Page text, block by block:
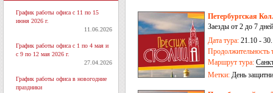
График работы офиса с 11 по 15
июня 2026 г.
11.06.2026
График работы офиса с 1 по 4 мая и
с 9 по 12 мая 2026 г.
27.04.2026
График работы офиса в новогодние
праздники
Петербургская
Заезды от 2 до 7
Дата тура: 21.10 -
Продолжительность
Маршрут тура:
Метки: День